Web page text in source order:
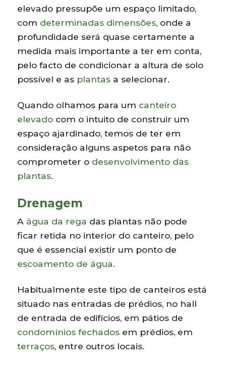
elevado pressupõe um espaço limitado,
com determinadas dimensões, onde a
profundidade será quase certamente a
medida mais importante a ter em conta,
pelo facto de condicionar a altura de solo
possível e as plantas a selecionar.
Quando olhamos para um canteiro
elevado com o intuito de construir um
espaço ajardinado, temos de ter em
consideração alguns aspetos para não
comprometer o desenvolvimento das
plantas.
Drenagem
A água da rega das plantas não pode
ficar retida no interior do canteiro, pelo
que é essencial existir um ponto de
escoamento de água.
Habitualmente este tipo de canteiros está
situado nas entradas de prédios, no hall
de entrada de edifícios, em pátios de
condomínios fechados em prédios, em
terraços, entre outros locais.